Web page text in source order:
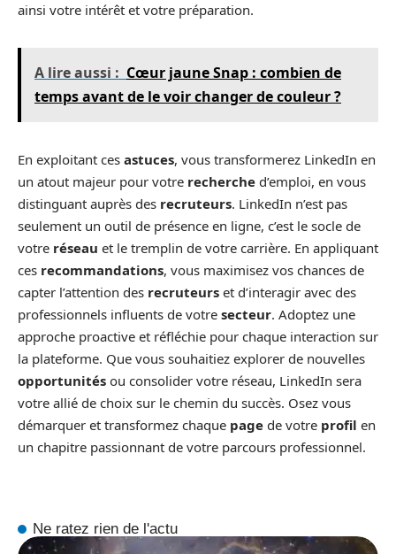
ainsi votre intérêt et votre préparation.
A lire aussi : Cœur jaune Snap : combien de
temps avant de le voir changer de couleur ?
En exploitant ces astuces, vous transformerez LinkedIn en
un atout majeur pour votre recherche d’emploi, en vous
distinguant auprès des recruteurs. LinkedIn n’est pas
seulement un outil de présence en ligne, c’est le socle de
votre réseau et le tremplin de votre carrière. En appliquant
ces recommandations, vous maximisez vos chances de
capter l’attention des recruteurs et d’interagir avec des
professionnels influents de votre secteur. Adoptez une
approche proactive et réfléchie pour chaque interaction sur
la plateforme. Que vous souhaitiez explorer de nouvelles
opportunités ou consolider votre réseau, LinkedIn sera
votre allié de choix sur le chemin du succès. Osez vous
démarquer et transformez chaque page de votre profil en
un chapitre passionnant de votre parcours professionnel.
Ne ratez rien de l'actu